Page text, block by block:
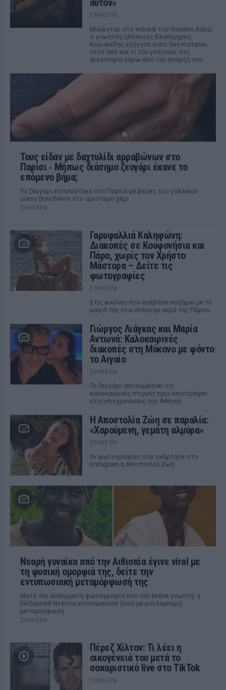
αυτόν»
ΣΉΜΕΡΑ
Μιλώντας στο vidcast του Θανάση Λάλα,
ο γνωστός ηθοποιός Βλαδίμηρος
Κυριακίδης εξήγησε γιατί δεν πιστεύει
στον Θεό και τι τον γοητεύει στη
φιλοσοφία γύρω από την ύπαρξή του.
Τους είδαν με δαχτυλίδι αρραβώνων στο
Παρίσι ‑ Μήπως διάσημο ζευγάρι έκανε το
επόμενο βήμα;
Το ζευγάρι εντοπίστηκε στο Παρίσι με βέρες του γαλλικού
οίκου Boucheron στο αριστερό χέρι
ΣΉΜΕΡΑ
Γαρυφαλλιά Καληφώνη:
Διακοπές σε Κουφονήσια και
Πάρο, χωρίς τον Χρήστο
Μάστορα – Δείτε τις
φωτογραφίες
ΣΉΜΕΡΑ
Στις εικόνες που ανέβασε ποζάρει με το
μαγιό της στα υπέροχα νερά της Πάρου
Γιώργος Λιάγκας και Μαρία
Αντωνά: Καλοκαιρινές
διακοπές στη Μύκονο με φόντο
το Αιγαίο
ΣΉΜΕΡΑ
Το ζευγάρι απολαμβάνει τις
καλοκαιρινές στιγμές πριν επιστρέψει
στις υποχρεώσεις της Αθήνας
Η Αποστολία Ζώη σε παραλία:
«Χαρούμενη, γεμάτη αλμύρα»
ΣΉΜΕΡΑ
Οι φωτογραφίες που ανάρτησε στο
Instagram η Αποστολία Ζώη
Νεαρή γυναίκα από την Αιθιοπία έγινε viral με
τη φυσική ομορφιά της, δείτε την
εντυπωσιακή μεταμόρφωσή της
Μετά την αυθόρμητη φωτογραφία που την έκανε γνωστή, η
Ελίζαμπεθ Ντέστα εντυπωσίασε ξανά με μια λαμπερή
μεταμόρφωση
ΣΉΜΕΡΑ
Πέρεζ Χίλτον: Τι λέει η
οικογένειά του μετά το
σοκαριστικό live στο TikTok
ΣΉΜΕΡΑ